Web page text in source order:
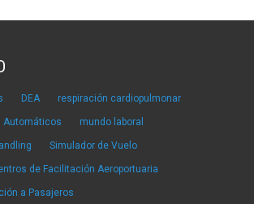
DEA respiración cardiopulmonar
Automáticos mundo laboral
Simulador de Vuelo
de Facilitación Aeroportuaria
a Pasajeros